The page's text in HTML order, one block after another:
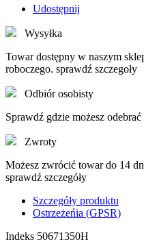
Udostępnij
Wysyłka
Towar dostępny w naszym
roboczego. sprawdź szczegoły
Odbiór osobisty
Sprawdź gdzie możesz
Zwroty
Możesz zwrócić towar do 14
sprawdź szczegóły
Szczegóły produktu
Ostrzeżeńia (GPSR)
Indeks 50671350H